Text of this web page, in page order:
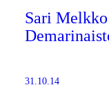
Sari
31.10.14